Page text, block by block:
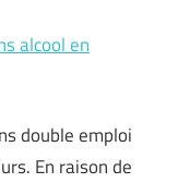
alcool en
double emploi
En raison de